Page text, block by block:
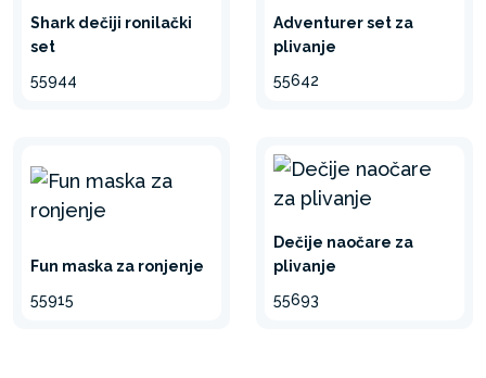
Shark dečiji ronilački
set
55944
Adventurer set za
plivanje
55642
Fun maska za ronjenje
55915
Dečije naočare za
plivanje
55693